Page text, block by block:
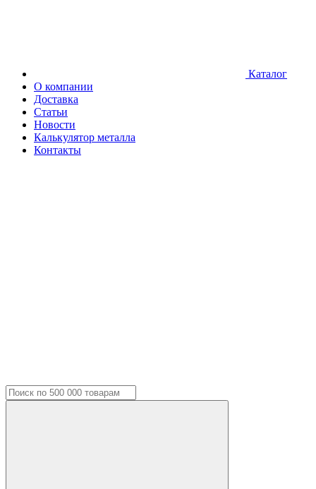
Каталог
О компании
Доставка
Статьи
Новости
Калькулятор металла
Контакты